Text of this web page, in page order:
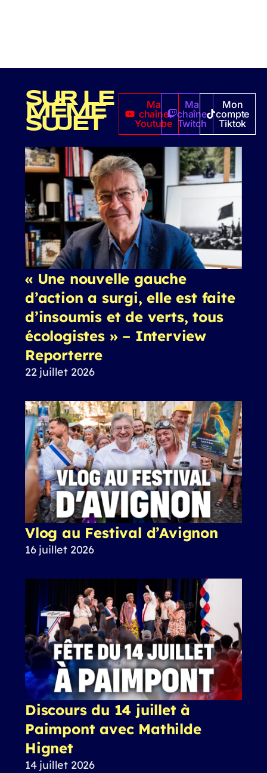
SUR LE
MÊME
SUJET
Ma
chaîne
Youtube
Ma
chaîne
Twitch
Mon
compte
Tiktok
« Une nouvelle gauche
d’action a surgi, elle est faite
d’insoumis et de verts, tous
écologistes » – Interview
Reporterre
22 juillet 2026
Vlog au Festival d’Avignon
16 juillet 2026
Discours du 14 juillet à
Paimpont avec Mathilde
Hignet
14 juillet 2026